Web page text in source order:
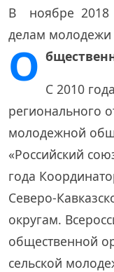
В ноябре 2018
делам молодежи
О С 2010
регионального
молодежной
«Российский
года
Северо-
округам.
общественной
сельской